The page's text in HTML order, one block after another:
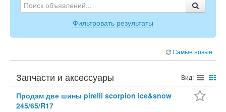
ТВ-программа
Фильтровать результаты
Самые новые
Запчасти и аксессуары Вид:
Продам две шины pirelli scorpion ice&snow
245/65/R17